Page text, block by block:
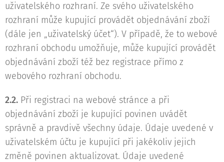
uživatelského rozhraní. Ze svého uživatelského
rozhraní může kupující provádět objednávání zboží
(dále jen „uživatelský účet“). V případě, že to webové
rozhraní obchodu umožňuje, může kupující provádět
objednávání zboží též bez registrace přímo z
webového rozhraní obchodu.
2.2. Při registraci na webové stránce a při
objednávání zboží je kupující povinen uvádět
správně a pravdivě všechny údaje. Údaje uvedené v
uživatelském účtu je kupující při jakékoliv jejich
změně povinen aktualizovat. Údaje uvedené